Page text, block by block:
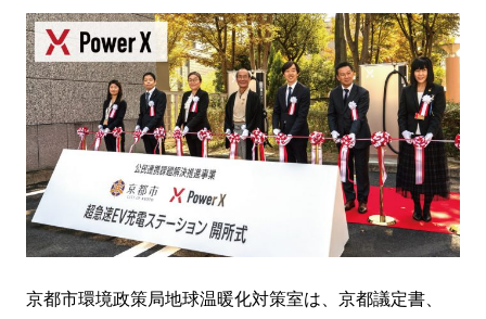
京都市環境政策局地球温暖化対策室は、京都議定書、